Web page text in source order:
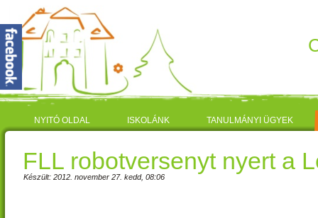
NYITÓ OLDAL ISKOLÁNK TANULMÁNYI ÜGYEK
FLL robotversenyt nyert a
Készült: 2012. november 27. kedd, 08:06